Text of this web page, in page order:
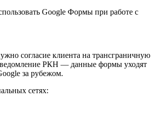
Google Формы при работе с
согласие клиента на трансграничную
РКН — данные формы уходят
за рубежом.
сетях: